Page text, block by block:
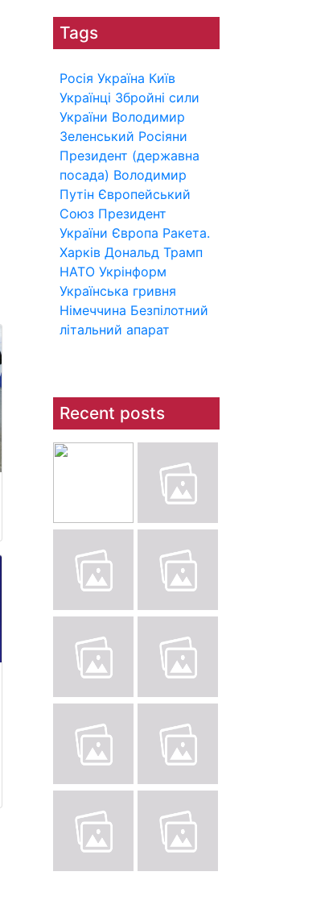
Tags
Росія Україна Київ
Українці Збройні сили
України Володимир
Зеленський Росіяни
Президент (державна
посада) Володимир
Путін Європейський
Союз Президент
України Європа Ракета.
Харків Дональд Трамп
НАТО Укрінформ
Українська гривня
Німеччина Безпілотний
літальний апарат
Recent posts